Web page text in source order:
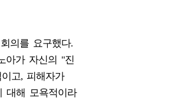
의를 요구했다.
아가 자신의 "진
고, 피해자가
대해 모욕적이라